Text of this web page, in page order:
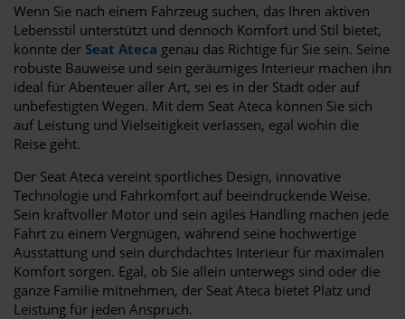
Wenn Sie nach einem Fahrzeug suchen, das Ihren aktiven
Lebensstil unterstützt und dennoch Komfort und Stil bietet,
könnte der Seat Ateca genau das Richtige für Sie sein. Seine
robuste Bauweise und sein geräumiges Interieur machen ihn
ideal für Abenteuer aller Art, sei es in der Stadt oder auf
unbefestigten Wegen. Mit dem Seat Ateca können Sie sich
auf Leistung und Vielseitigkeit verlassen, egal wohin die
Reise geht.
Der Seat Ateca vereint sportliches Design, innovative
Technologie und Fahrkomfort auf beeindruckende Weise.
Sein kraftvoller Motor und sein agiles Handling machen jede
Fahrt zu einem Vergnügen, während seine hochwertige
Ausstattung und sein durchdachtes Interieur für maximalen
Komfort sorgen. Egal, ob Sie allein unterwegs sind oder die
ganze Familie mitnehmen, der Seat Ateca bietet Platz und
Leistung für jeden Anspruch.